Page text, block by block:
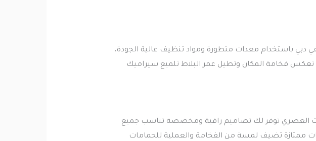
دبي باستخدام معدات متطورة ومواد تنظيف عالية الجودة،
تعكس فخامة المكان وتطيل عمر البلاط تلميع سيراميك
العصري توفر لك تصاميم راقية ومخصصة تناسب جميع
ممتازة تضيف لمسة من الفخامة والعملية للحمامات